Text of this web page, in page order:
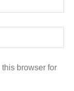
browser for